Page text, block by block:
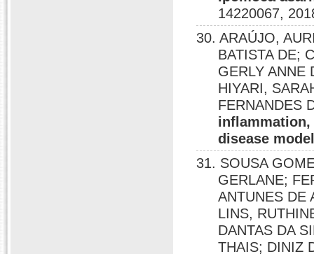
14220067,
30. ARAÚJO,
BATISTA DE;
GERLY ANNE
HIYARI,
FERNANDES
disease
31. SOUSA
GERLANE;
ANTUNES DE
LINS,
DANTAS DA
THAIS; DINIZ